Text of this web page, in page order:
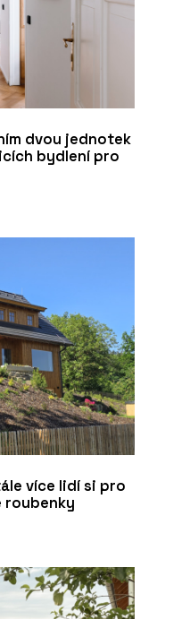
dvou jednotek
bydlení pro
více lidí si pro
roubenky